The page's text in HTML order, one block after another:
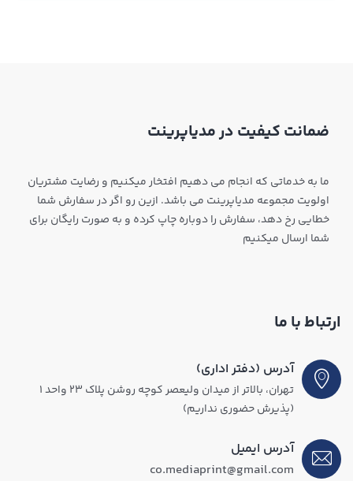
ضمانت کیفیت در مدیاپرینت
ما به خدماتی که انجام می دهیم افتخار میکنیم و رضایت مشتریان
اولویت مجموعه مدیاپرینت می باشد. ازین رو اگر در سفارش شما
خطایی رخ دهد، سفارش را دوباره چاپ کرده و به صورت رایگان برای
شما ارسال میکنیم
ارتباط با ما
آدرس (دفتر اداری)
تهران، بالاتر از میدان ولیعصر کوچه روشن پلاک ۲۳ واحد ۱
(پذیرش حضوری نداریم)
آدرس ایمیل
co.mediaprint@gmail.com